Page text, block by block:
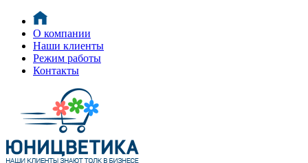
О компании
Наши клиенты
Режим работы
Контакты